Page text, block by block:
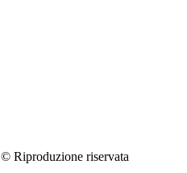
© Riproduzione riservata